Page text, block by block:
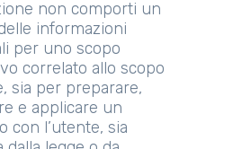
non comporti un
informazioni
per uno scopo
correlato allo scopo
sia per preparare,
e applicare un
con l’utente, sia